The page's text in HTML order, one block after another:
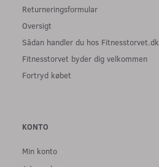
Returneringsformular
Oversigt
Sådan handler du hos Fitnesstorvet.dk
Fitnesstorvet byder dig velkommen
Fortryd købet
KONTO
Min konto